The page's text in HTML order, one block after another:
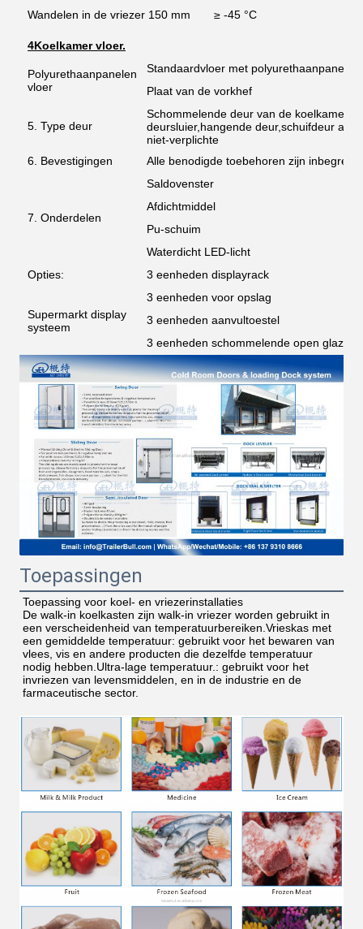
Wandelen in de vriezer 150 mm
≥ -45 °C
4Koelkamer vloer.
Polyurethaanpanelen
vloer
Standaardvloer met polyurethaanpanelen
Plaat van de vorkhef
5. Type deur
Schommelende deur van de koelkamer
deursluier,hangende deur,schuifdeur als
niet-verplichte
6. Bevestigingen
Alle benodigde toebehoren zijn
7. Onderdelen
Saldovenster
Afdichtmiddel
Pu-schuim
Waterdicht LED-licht
Opties:
3 eenheden displayrack
Supermarkt display
systeem
3 eenheden voor opslag
3 eenheden aanvultoestel
3 eenheden schommelende open
Toepassingen
Toepassing voor koel- en vriezerinstallaties
De walk-in koelkasten zijn walk-in vriezer worden gebruikt in
een verscheidenheid van temperatuurbereiken.Vrieskas met
een gemiddelde temperatuur: gebruikt voor het bewaren van
vlees, vis en andere producten die dezelfde temperatuur
nodig hebben.Ultra-lage temperatuur.: gebruikt voor het
invriezen van levensmiddelen, en in de industrie en de
farmaceutische sector.